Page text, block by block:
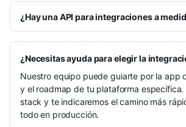
¿Hay una API para integraciones a
¿Necesitas ayuda para elegir la
Nuestro equipo puede guiarte por la app
y el roadmap de tu plataforma específica.
stack y te indicaremos el camino más
todo en producción.